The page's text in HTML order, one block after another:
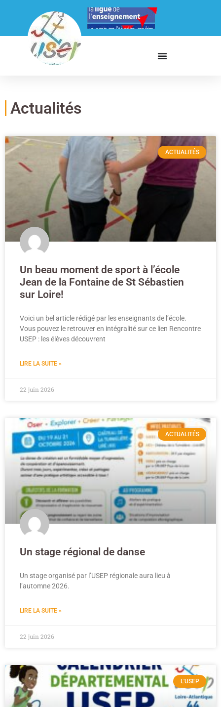
Actualités
ACTUALITÉS
Un beau moment de sport à l’école
Jean de la Fontaine de St Sébastien
sur Loire!
Voici un bel article rédigé par les enseignants de l’école.
Vous pouvez le retrouver en intégralité sur ce lien Rencontre
USEP : les élèves découvrent
LIRE LA SUITE »
22 juin 2026
ACTUALITÉS
Un stage régional de danse
Un stage organisé par l’USEP régionale aura lieu à
l’automne 2026.
LIRE LA SUITE »
22 juin 2026
L'USEP